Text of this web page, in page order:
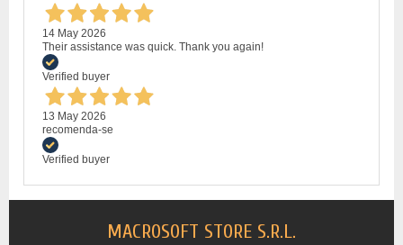
14 May 2026
Their assistance was quick. Thank you again!
Verified buyer
13 May 2026
recomenda-se
Verified buyer
MACROSOFT STORE S.R.L.